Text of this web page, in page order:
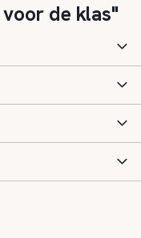
de klas"